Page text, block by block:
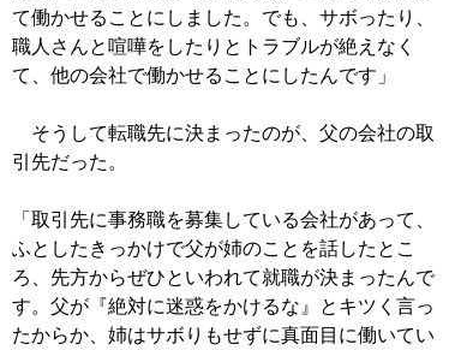
て働かせることにしました。でも、サボったり、
職人さんと喧嘩をしたりとトラブルが絶えなく
て、他の会社で働かせることにしたんです」
そうして転職先に決まったのが、父の会社の取
引先だった。
「取引先に事務職を募集している会社があって、
ふとしたきっかけで父が姉のことを話したとこ
ろ、先方からぜひといわれて就職が決まったんで
す。父が『絶対に迷惑をかけるな』とキツく言っ
たからか、姉はサボりもせずに真面目に働いてい